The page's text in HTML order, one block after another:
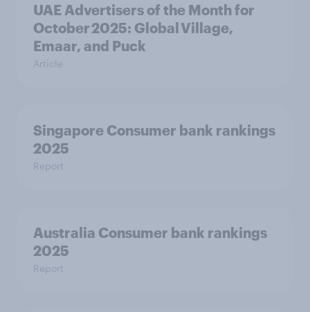
UAE Advertisers of the Month for
October 2025: Global Village,
Emaar, and Puck
Article
Singapore Consumer bank rankings
2025
Report
Australia Consumer bank rankings
2025
Report